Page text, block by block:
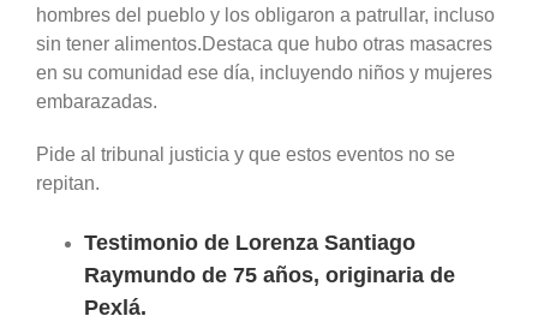
hombres del pueblo y los obligaron a patrullar, incluso
sin tener alimentos.Destaca que hubo otras masacres
en su comunidad ese día, incluyendo niños y mujeres
embarazadas.
Pide al tribunal justicia y que estos eventos no se
repitan.
Testimonio de Lorenza Santiago
Raymundo de 75 años, originaria de
Pexlá.